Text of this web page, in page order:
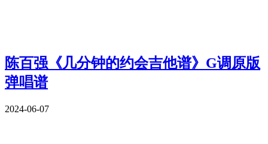
陈百强《几分钟的约会吉他谱》G调原版
弹唱谱
2024-06-07